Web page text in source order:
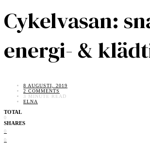
Cykelvasan:
energi- &
8 AUGUSTI, 2019
2 COMMENTS
3 MINUTE READ
ELNA
TOTAL
0
SHARES
0
0